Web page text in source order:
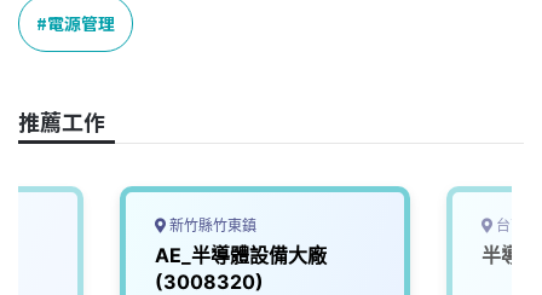
o
o
電源管理
推薦工作
新竹縣竹東鎮
AE_半導體設備大廠
(3008320)
台南
半導